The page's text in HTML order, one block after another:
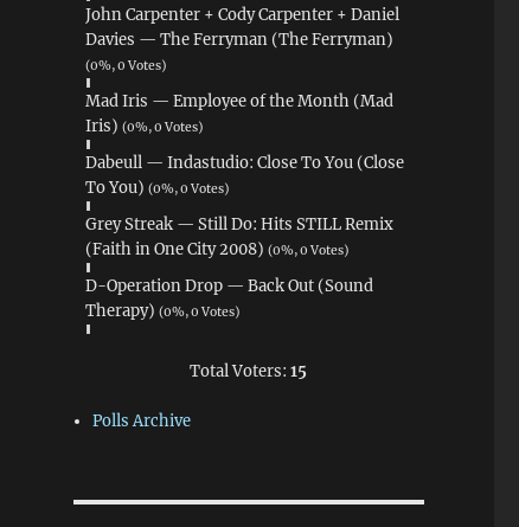
John Carpenter + Cody Carpenter + Daniel
Davies — The Ferryman (The Ferryman)
(0%, 0 Votes)
Mad Iris — Employee of the Month (Mad
Iris) (0%, 0 Votes)
Dabeull — Indastudio: Close To You (Close
To You) (0%, 0 Votes)
Grey Streak — Still Do: Hits STILL Remix
(Faith in One City 2008) (0%, 0 Votes)
D-Operation Drop — Back Out (Sound
Therapy) (0%, 0 Votes)
Total Voters:15
Polls Archive